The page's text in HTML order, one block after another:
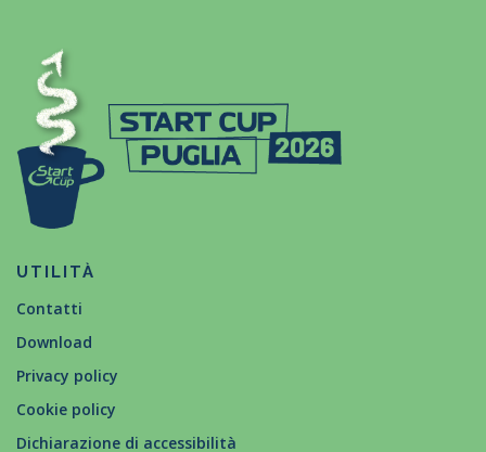
UTILITÀ
Contatti
Download
Privacy policy
Cookie policy
Dichiarazione di accessibilità